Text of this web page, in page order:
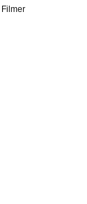
Filmer